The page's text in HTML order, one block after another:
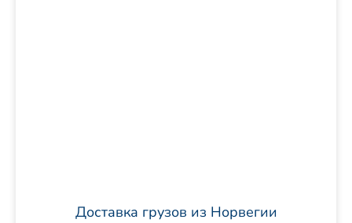
Доставка грузов из Норвегии